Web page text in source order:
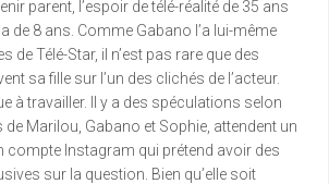
parent, l’espoir de télé-réalité de 35 ans
de 8 ans. Comme Gabano l’a lui-même
de Télé-Star, il n’est pas rare que des
sa fille sur l’un des clichés de l’acteur.
à travailler. Il y a des spéculations selon
de Marilou, Gabano et Sophie, attendent un
compte Instagram qui prétend avoir des
sur la question. Bien qu’elle soit